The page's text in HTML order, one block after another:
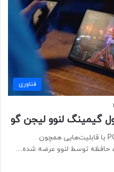
فناوری
گیمینگ لنوو لیجن گو
نیوزلن - این کنسول برای گیمینگ PC با قابلیت‌هایی همچون
حافظه توسط لنوو عرضه شده…